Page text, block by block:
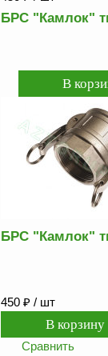
БРС "Камлок"
БРС "Камлок"
450 ₽ / шт
Сравнить